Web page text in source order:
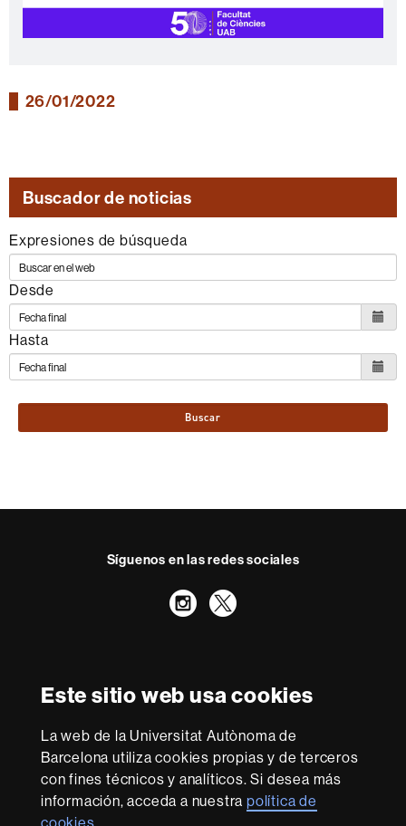
Este sitio web usa cookies
La web de la Universitat Autònoma de
Barcelona utiliza cookies propias y de terceros
con fines técnicos y analíticos. Si desea más
información, acceda a nuestrapolítica de
cookies
26/01/2022
Buscador de noticias
Expresiones de búsqueda
Desde
Hasta
Buscar
Síguenos en las redes sociales
Instagram
Twitter
Excellence
Research
-
Euraxess
Con la financiación de